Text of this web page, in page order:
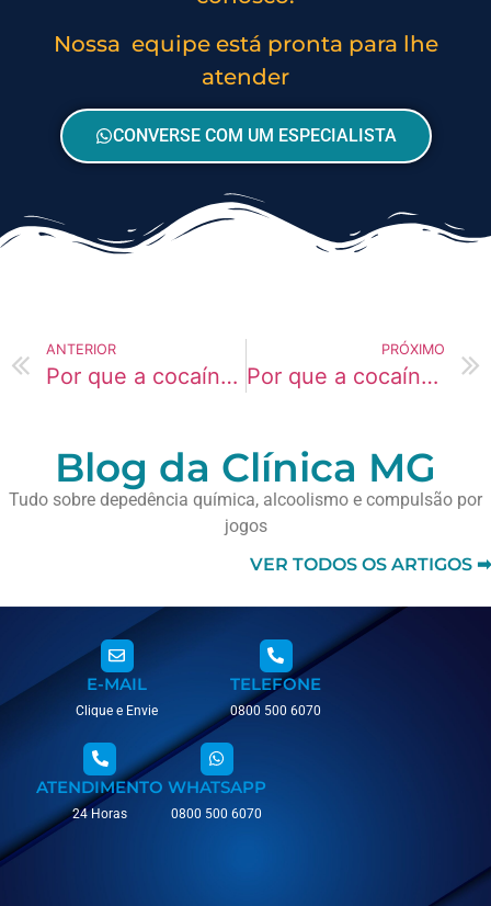
Nossa equipe está pronta para lhe
atender
CONVERSE COM UM ESPECIALISTA
ANTERIOR
Por que a cocaína afasta pessoas próximas?
PRÓXIMO
Por que a cocaína dá sensação de controle?
Blog da Clínica MG
Tudo sobre depedência química, alcoolismo e compulsão por
jogos
VER TODOS OS ARTIGOS ➡
E-MAIL
Clique e Envie
TELEFONE
0800 500 6070
ATENDIMENTO
24 Horas
WHATSAPP
0800 500 6070